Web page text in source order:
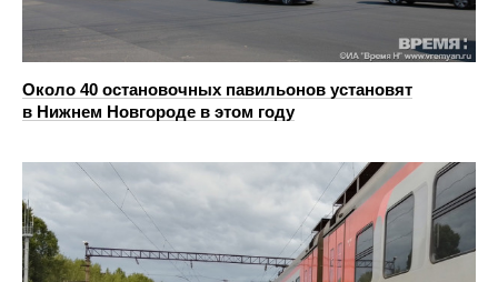
Около 40 остановочных павильонов установят
в Нижнем Новгороде в этом году